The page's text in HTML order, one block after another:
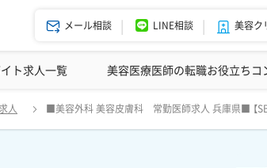
メール相談 LINE相談 美容ク
クトの強み エージェント紹介
ト求人一覧 美容医療医師の転職お役立ちコ
験談 美容クリニックインタビュー 美
人 ■美容外科 美容皮膚科 常勤医師求人 兵庫県■ 【
ォンビューティークリニック神戸院】美容外科・